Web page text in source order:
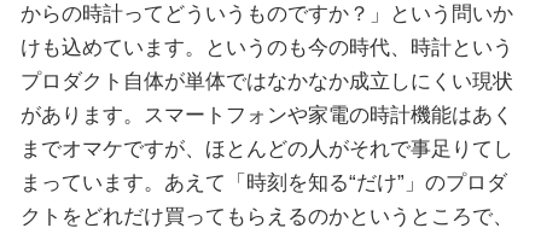
からの時計ってどういうものですか？」という問いか
けも込めています。というのも今の時代、時計という
プロダクト自体が単体ではなかなか成立しにくい現状
があります。スマートフォンや家電の時計機能はあく
までオマケですが、ほとんどの人がそれで事足りてし
まっています。あえて「時刻を知る“だけ”」のプロダ
クトをどれだけ買ってもらえるのかというところで、